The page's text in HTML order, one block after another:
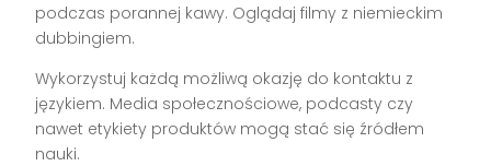
podczas porannej kawy. Oglądaj filmy z niemieckim
dubbingiem.
Wykorzystuj każdą możliwą okazję do kontaktu z
językiem. Media społecznościowe, podcasty czy
nawet etykiety produktów mogą stać się źródłem
nauki.